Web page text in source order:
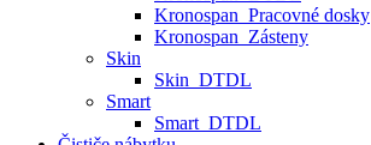
Kronospan_Pracovné dosky
Kronospan_Zásteny
Skin
Skin_DTDL
Smart
Smart_DTDL